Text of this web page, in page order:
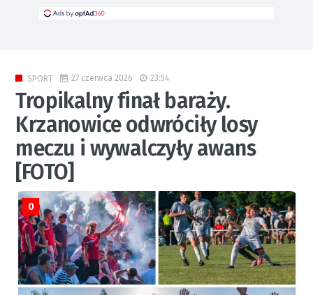
SPORT 27 czerwca 2026 23:54
Tropikalny finał baraży.
Krzanowice odwróciły losy
meczu i wywalczyły awans
[FOTO]
0